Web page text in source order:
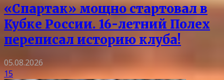
«Спартак» мощно стартовал в
Кубке России. 16-летний Полех
переписал историю клуба!
05.08.2026
15